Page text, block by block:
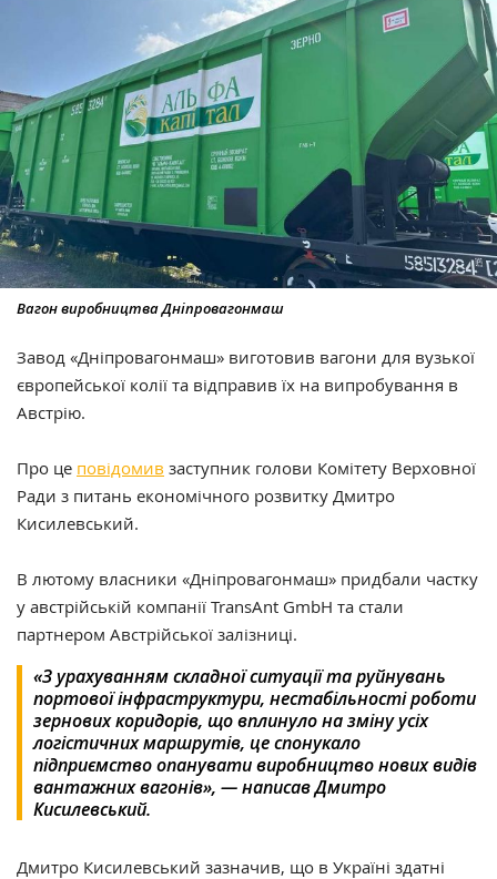
Вагон виробництва Дніпровагонмаш
Завод «Дніпровагонмаш» виготовив вагони для вузької
європейської колії та відправив їх на випробування в
Австрію.
Про це повідомив заступник голови Комітету Верховної
Ради з питань економічного розвитку Дмитро
Кисилевський.
В лютому власники «Дніпровагонмаш» придбали частку
у австрійській компанії TransAnt GmbH та стали
партнером Австрійської залізниці.
«З урахуванням складної ситуації та руйнувань
портової інфраструктури, нестабільності роботи
зернових коридорів, що вплинуло на зміну усіх
логістичних маршрутів, це спонукало
підприємство опанувати виробництво нових видів
вантажних вагонів», — написав Дмитро
Кисилевський.
Дмитро Кисилевський зазначив, що в Україні здатні